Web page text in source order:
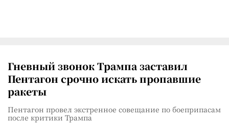
Гневный звонок Трампа заставил
Пентагон срочно искать пропавшие
ракеты
Пентагон провел экстренное совещание по боеприпасам
после критики Трампа